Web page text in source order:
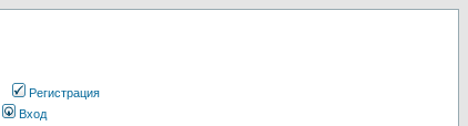
Регистрация
Вход